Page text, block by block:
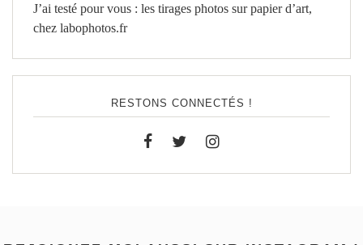
J’ai testé pour vous : les tirages photos sur papier d’art,
chez labophotos.fr
RESTONS CONNECTÉS !